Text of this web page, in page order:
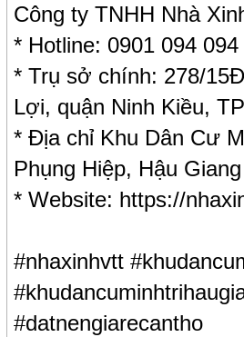
Công ty TNHH Nhà
* Hotline: 0901 094
* Trụ sở chính: 278/
Lợi, quận Ninh Kiều,
* Địa chỉ Khu Dân Cư
Phụng Hiệp, Hậu Giang
* Website: https://
#nhaxinhvtt
#datnengiarecantho